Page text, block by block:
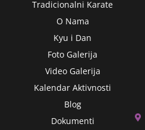
Tradicionalni Karate
O Nama
Kyu i Dan
Foto Galerija
Video Galerija
Kalendar Aktivnosti
Blog
Dokumenti